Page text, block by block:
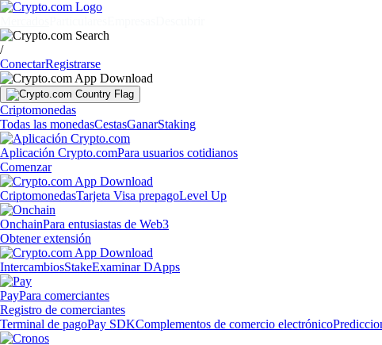
/
ConectarRegistrarse
Criptomonedas
Todas las monedasCestasGanarStaking
Aplicación Crypto.comPara usuarios cotidianos
Comenzar
CriptomonedasTarjeta Visa prepagoLevel Up
OnchainPara entusiastas de Web3
Obtener extensión
IntercambiosStakeExaminar DApps
PayPara comerciantes
Registro de comerciantes
Terminal de pagoPay SDKComplementos de comercio electrónico